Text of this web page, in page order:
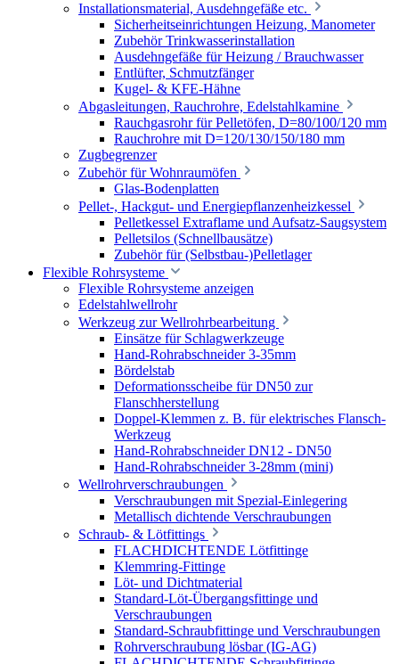
Installationsmaterial, Ausdehngefäße etc.
Sicherheitseinrichtungen Heizung, Manometer
Zubehör Trinkwasserinstallation
Ausdehngefäße für Heizung / Brauchwasser
Entlüfter, Schmutzfänger
Kugel- & KFE-Hähne
Abgasleitungen, Rauchrohre, Edelstahlkamine
Rauchgasrohr für Pelletöfen, D=80/100/120 mm
Rauchrohre mit D=120/130/150/180 mm
Zugbegrenzer
Zubehör für Wohnraumöfen
Glas-Bodenplatten
Pellet-, Hackgut- und Energiepflanzenheizkessel
Pelletkessel Extraflame und Aufsatz-Saugsystem
Pelletsilos (Schnellbausätze)
Zubehör für (Selbstbau-)Pelletlager
Flexible Rohrsysteme
Flexible Rohrsysteme anzeigen
Edelstahlwellrohr
Werkzeug zur Wellrohrbearbeitung
Einsätze für Schlagwerkzeuge
Hand-Rohrabschneider 3-35mm
Bördelstab
Deformationsscheibe für DN50 zur
Flanschherstellung
Doppel-Klemmen z. B. für elektrisches Flansch-
Werkzeug
Hand-Rohrabschneider DN12 - DN50
Hand-Rohrabschneider 3-28mm (mini)
Wellrohrverschraubungen
Verschraubungen mit Spezial-Einlegering
Metallisch dichtende Verschraubungen
Schraub- & Lötfittings
FLACHDICHTENDE Lötfittinge
Klemmring-Fittinge
Löt- und Dichtmaterial
Standard-Löt-Übergangsfittinge und
Verschraubungen
Standard-Schraubfittinge und Verschraubungen
Rohrverschraubung lösbar (IG-AG)